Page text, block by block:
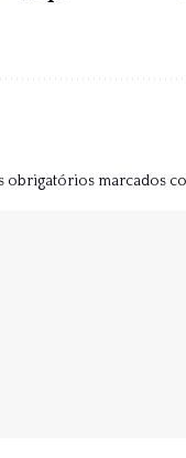
obrigatórios marcados